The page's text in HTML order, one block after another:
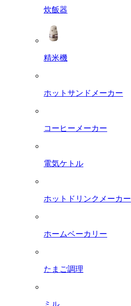
炊飯器
精米機
ホットサンドメーカー
コーヒーメーカー
電気ケトル
ホットドリンクメーカー
ホームベーカリー
たまご調理
ミル